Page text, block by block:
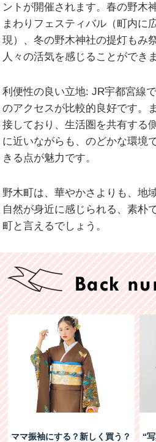
ントが開催されます。春の野木
まわりフェスティバル（町内に
現）、冬の野木神社の提灯もみ
人々の活気を感じることができ
利便性の良い立地: JR宇都宮線
のアクセスが比較的良好です。
接しており、生活圏を共有する
に近いながらも、のどかな環境
きる点が魅力です。
野木町は、華やかさよりも、地
自然が身近に感じられる、素朴
町と言えるでしょう。
ママ振袖にする？新しく買う？
“